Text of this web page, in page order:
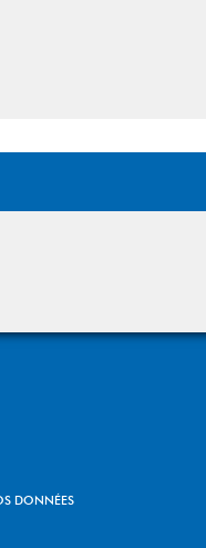
DONNÉES